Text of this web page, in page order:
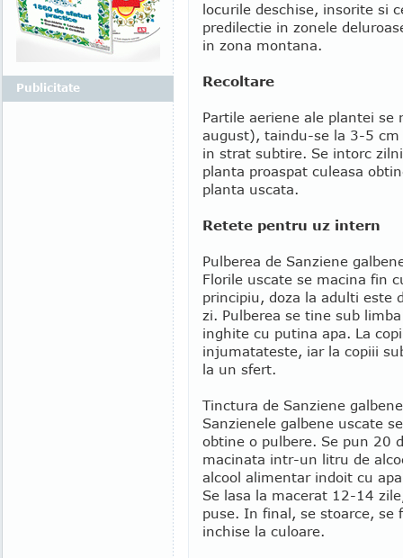
locurile deschise, insorite si
predilectie in zonele
in zona montana.
Recoltare
Partile aeriene ale plantei
august), taindu-se la 3-5 cm
in strat subtire. Se intorc
planta proaspat culeasa
planta uscata.
Retete pentru uz intern
Pulberea de Sanziene
Florile uscate se macina fin
principiu, doza la adulti este
zi. Pulberea se tine sub
inghite cu putina apa. La
injumatateste, iar la copiii
la un sfert.
Tinctura de Sanziene galbene
Sanzienele galbene uscate
obtine o pulbere. Se pun 20
macinata intr-un litru de
alcool alimentar indoit cu
Se lasa la macerat 12-14
puse. In final, se stoarce,
inchise la culoare.
Publicitate